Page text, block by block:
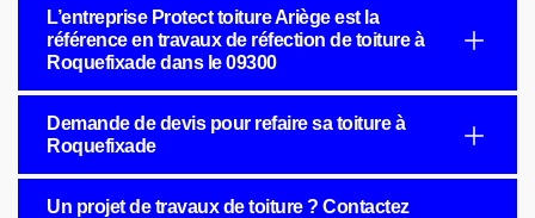
L’entreprise Protect toiture Ariège est la
référence en travaux de réfection de toiture à
Roquefixade dans le 09300
Demande de devis pour refaire sa toiture à
Roquefixade
Un projet de travaux de toiture ? Contactez